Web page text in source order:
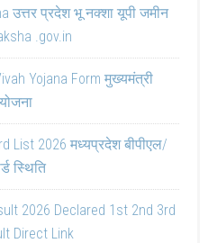
उत्तर प्रदेश भू नक्शा यूपी जमीन
.gov.in
Yojana Form मुख्यमंत्री
List 2026 मध्यप्रदेश बीपीएल/
स्थिति
2026 Declared 1st 2nd 3rd
Direct Link